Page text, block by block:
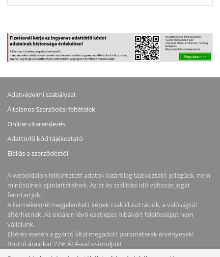
Adatvédelmi szabályzat
Általános Szerződési feltételek
Online vitarendezés
Adattörlő kód tájékoztató
Elállás a szerződéstől
A weboldalon feltüntetett adatok kizárólag tájékoztató jellegűek, nem
minősülnek ajánlattételnek. Az ár és szállítási idő változás jogát
fenntartjuk!
A termékeknél megjelenített képek csak illusztrációk, a valóságtól
eltérhetnek. Az oldalon lévő esetleges hibákért felelősséget nem
vállalunk.
Eltérés esetén a gyártó által megadott paraméterek érvényesek!
Bruttó árainkat 27% ÁFÁ-val számoljuk!